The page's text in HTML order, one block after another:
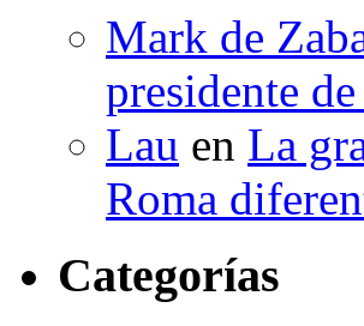
Mark de
presidente
Lau en La
Roma
Categorías